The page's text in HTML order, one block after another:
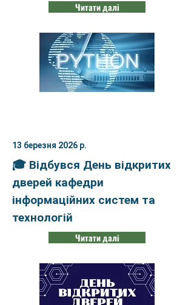
Читати далі
13 березня 2026 р.
🎓 Відбувся День відкритих
дверей кафедри
інформаційних систем та
технологій
Читати далі